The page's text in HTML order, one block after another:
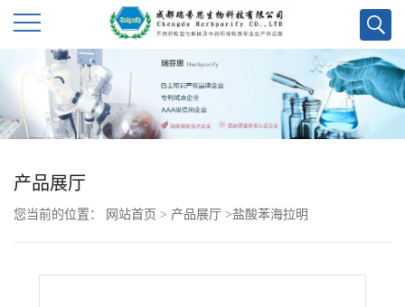
产品展厅
您当前的位置： 网站首页 > 产品展厅 >盐酸苯海拉明